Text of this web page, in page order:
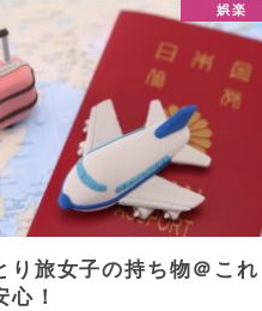
娯楽
り旅女子の持ち物＠これ
！